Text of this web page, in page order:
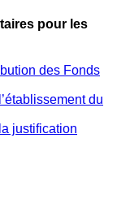
pour les
des Fonds
du
justification